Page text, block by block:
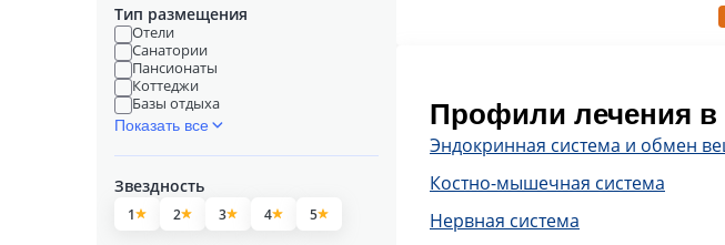
Тип размещения
Отели
Санатории
Пансионаты
Коттеджи
Базы отдыха
Показать все
Звездность
1 2 3 4 5
Профили лечения в
Эндокринная система и обмен
Костно-мышечная система
Нервная система